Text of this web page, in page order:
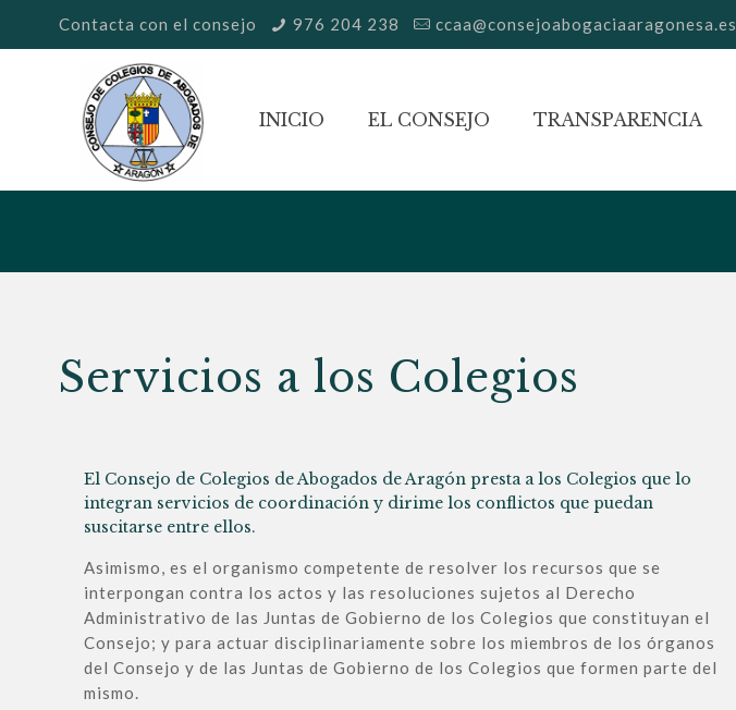
Contacta con el consejo 976 204 238 ccaa@consejoabogaciaaragonesa.es
INICIO EL CONSEJO TRANSPARENCIA
Servicios a los Colegios
El Consejo de Colegios de Abogados de Aragón presta a los Colegios que lo
integran servicios de coordinación y dirime los conflictos que puedan
suscitarse entre ellos.
Asimismo, es el organismo competente de resolver los recursos que se
interpongan contra los actos y las resoluciones sujetos al Derecho
Administrativo de las Juntas de Gobierno de los Colegios que constituyan el
Consejo; y para actuar disciplinariamente sobre los miembros de los órganos
del Consejo y de las Juntas de Gobierno de los Colegios que formen parte del
mismo.